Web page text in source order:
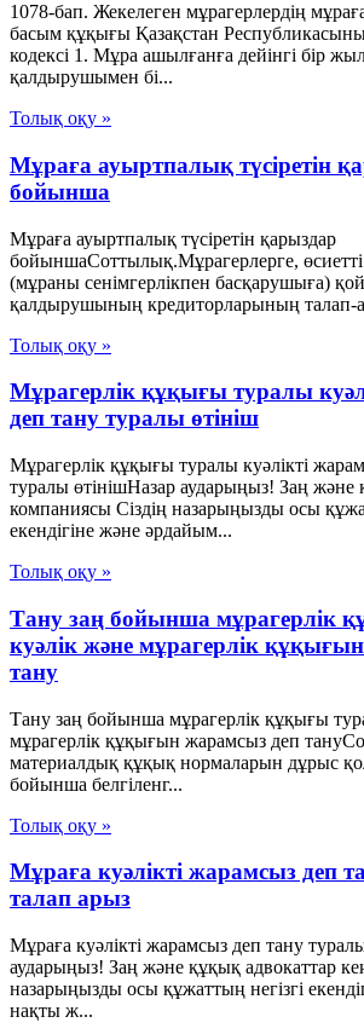
1078-бап. Жекелеген мұрагерлердiң
басым құқығы Қазақстан
кодексi 1. Мұра ашылғанға дейiнгi бiр
қалдырушымен бi...
Толық оқу »
Мұраға ауыртпалық түсіретін
бойынша
Мұраға ауыртпалық түсіретін қарыздар
бойыншаСоттылық.Мұрагерлерге,
(мұраны сенімгерлікпен басқарушыға)
қалдырушының кредиторларының талап-
Толық оқу »
Мұрагерлік құқығы туралы
деп тану туралы өтініш
Мұрагерлік құқығы туралы куәлікті
туралы өтінішНазар аударыңыз! Заң және
компаниясы Сіздің назарыңызды осы
екендігіне және әрдайым...
Толық оқу »
Тану заң бойынша мұрагерлік
куәлік және мұрагерлік
тану
Тану заң бойынша мұрагерлік құқығы
мұрагерлік құқығын жарамсыз деп
материалдық құқық нормаларын дұрыс
бойынша белгіленг...
Толық оқу »
Мұраға куәлікті жарамсыз деп
талап арыз
Мұраға куәлікті жарамсыз деп тану
аударыңыз! Заң және құқық адвокаттар
назарыңызды осы құжаттың негізгі
нақты ж...